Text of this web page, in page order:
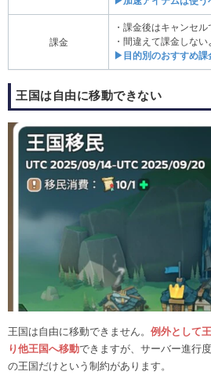
課金
・課金後はキャンセル
・間違えて課金しな
▶目的別のおすすめ課
王国は自由に移動できない
王国は自由に移動できません。 例外として
り他王国へ移動できますが、サーバー進行
の王国だけという制約があります。